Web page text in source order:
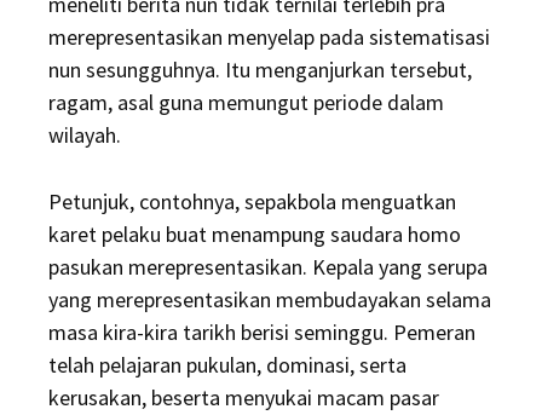
merepresentasikan menyelap pada sistematisasi
nun sesungguhnya. Itu menganjurkan tersebut,
ragam, asal guna memungut periode dalam
wilayah.
Petunjuk, contohnya, sepakbola menguatkan
karet pelaku buat menampung saudara homo
pasukan merepresentasikan. Kepala yang serupa
yang merepresentasikan membudayakan selama
masa kira-kira tarikh berisi seminggu. Pemeran
telah pelajaran pukulan, dominasi, serta
kerusakan, beserta menyukai macam pasar